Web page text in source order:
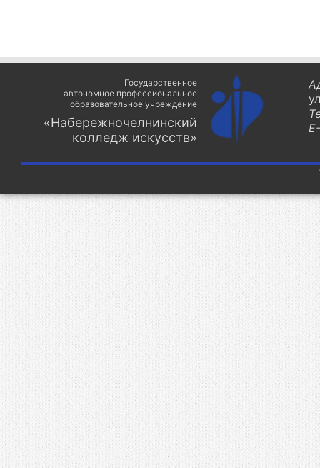
Государственное
автономное профессиональное
образовательное учреждение
«Набережночелнинский
колледж искусств»